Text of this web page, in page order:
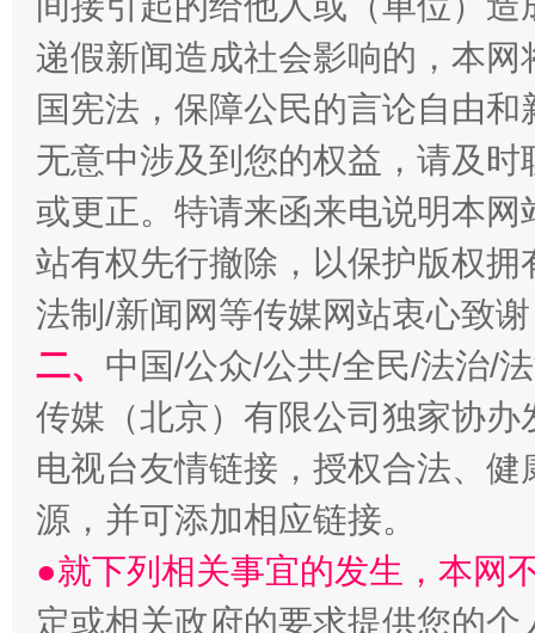
千年窑火 生生不息
揭开“小金库”的免责幌子
递假新闻造成社会影响的，本
国宪法，保障公民的言论自由
无意中涉及到您的权益，请及
或更正。特请来函来电说明本
站有权先行撤除，以保护版权
法制/新闻网等传媒网站衷心致
二、 中国/公众/公共/全民/法治/
传媒（北京）有限公司独家协
电视台友情链接，授权合法、
源，并可添加相应链接。
●就下列相关事宜的发生，本网
定或相关政府的要求提供您的个